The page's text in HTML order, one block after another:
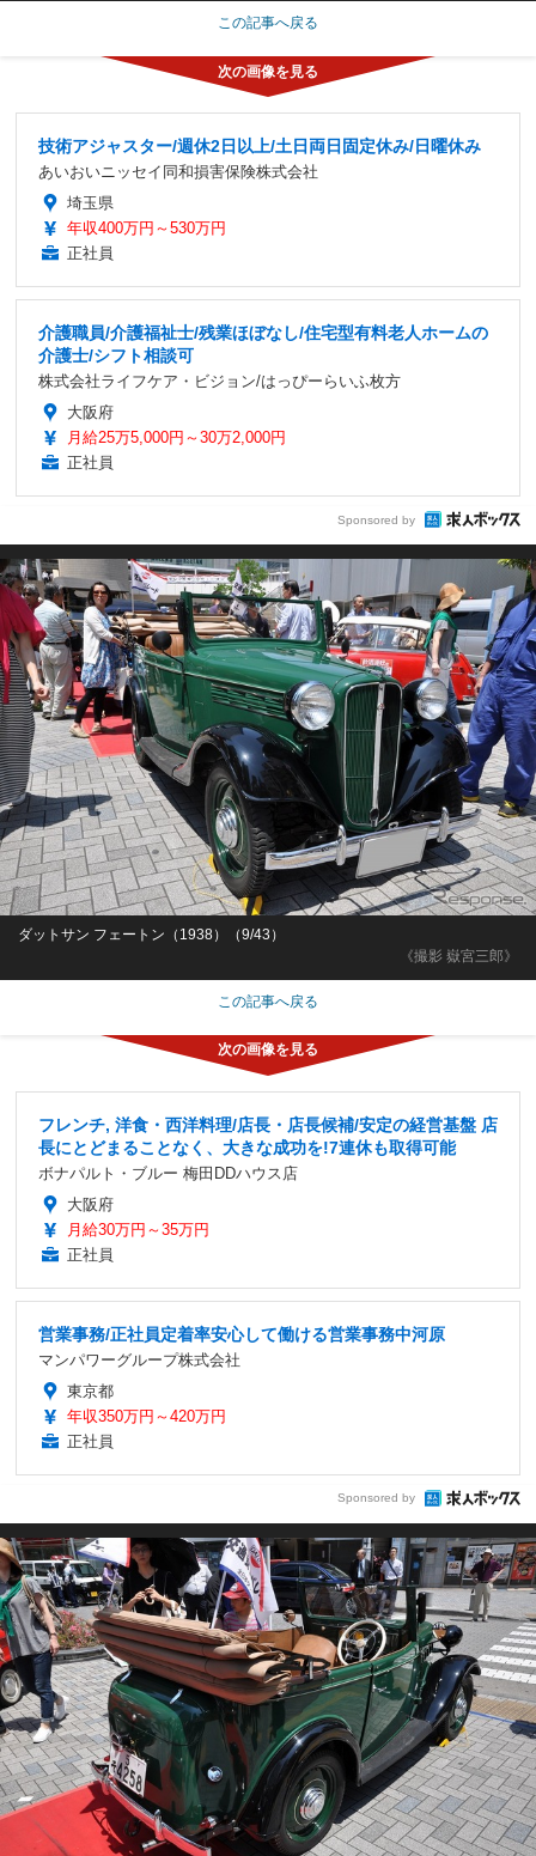
この記事へ戻る
技術アジャスター/週休2日以上/土日両日固定休み/日曜休み
あいおいニッセイ同和損害保険株式会社
埼玉県
年収400万円～530万円
正社員
介護職員/介護福祉士/残業ほぼなし/住宅型有料老人ホームの
介護士/シフト相談可
株式会社ライフケア・ビジョン/はっぴーらいふ枚方
大阪府
月給25万5,000円～30万2,000円
正社員
Sponsored by
《撮影 嶽宮三郎》
ダットサン フェートン（1938）（9/43）
この記事へ戻る
フレンチ, 洋食・西洋料理/店長・店長候補/安定の経営基盤 店
長にとどまることなく、大きな成功を!7連休も取得可能
ボナパルト・ブルー 梅田DDハウス店
大阪府
月給30万円～35万円
正社員
営業事務/正社員定着率安心して働ける営業事務中河原
マンパワーグループ株式会社
東京都
年収350万円～420万円
正社員
Sponsored by